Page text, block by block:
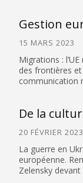
Gestion
15 MARS 2023
Migrations :
des frontières
communication
De la
20 FÉVRIER 2023
La guerre en
européenne.
Zelensky